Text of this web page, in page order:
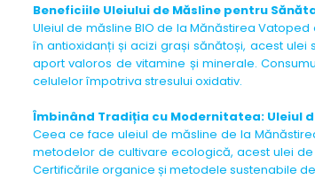
Beneficiile Uleiului de Măsline pentru
Uleiul de măsline BIO de la Mănăstirea
în antioxidanți și acizi grași sănătoși, acest
aport valoros de vitamine și minerale.
celulelor împotriva stresului oxidativ.
Îmbinând Tradiția cu Modernitatea: Uleiul
Ceea ce face uleiul de măsline de la
metodelor de cultivare ecologică, acest ulei
Certificările organice și metodele sustenabile